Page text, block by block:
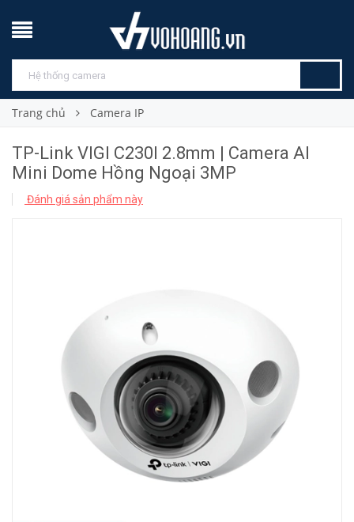
Trang chủ Camera IP
TP-Link VIGI C230I 2.8mm | Camera AI
Mini Dome Hồng Ngoại 3MP
Đánh giá sản phẩm này